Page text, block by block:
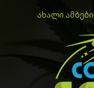
ახალი ამბები